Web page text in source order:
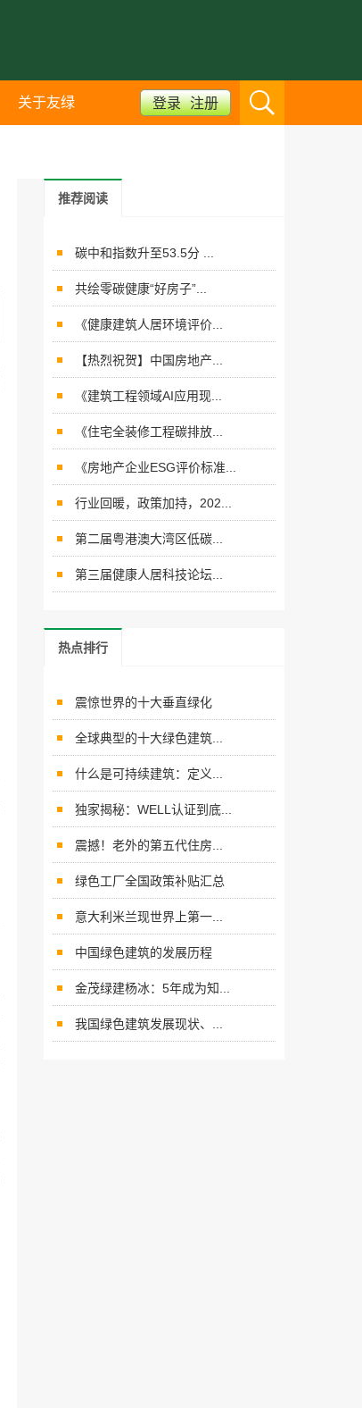
关于友绿 登录 注册
推荐阅读
碳中和指数升至53.5分 ...
共绘零碳健康“好房子”...
《健康建筑人居环境评价...
【热烈祝贺】中国房地产...
《建筑工程领域AI应用现...
《住宅全装修工程碳排放...
《房地产企业ESG评价标准...
行业回暖，政策加持，202...
第二届粤港澳大湾区低碳...
第三届健康人居科技论坛...
热点排行
震惊世界的十大垂直绿化
全球典型的十大绿色建筑...
什么是可持续建筑：定义...
独家揭秘：WELL认证到底...
震撼！老外的第五代住房...
绿色工厂全国政策补贴汇总
意大利米兰现世界上第一...
中国绿色建筑的发展历程
金茂绿建杨冰：5年成为知...
我国绿色建筑发展现状、...